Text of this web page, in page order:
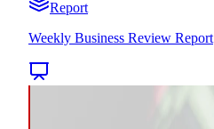
Report
Weekly Business Review Report